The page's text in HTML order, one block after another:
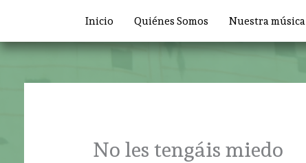
Inicio Quiénes Somos Nuestra música
No les tengáis miedo